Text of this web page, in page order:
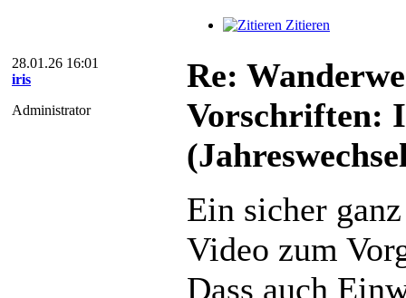
Zitieren
28.01.26 16:01
iris
Administrator
Re:
Vorschriften:
Ein sicher
Video zum
Dass auch